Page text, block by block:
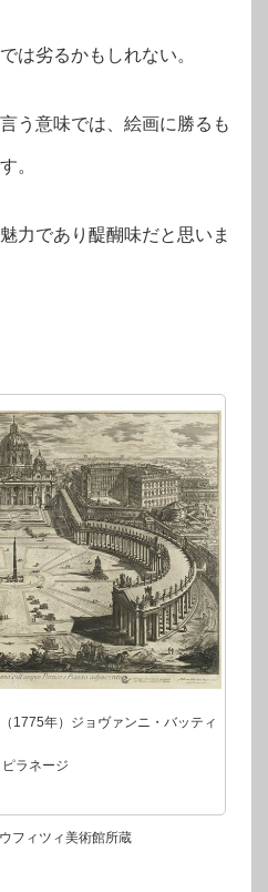
は劣るかもしれない。
う意味では、絵画に勝るも
。
力であり醍醐味だと思いま
1775年）ジョヴァンニ・バッティ
ラネージ
フィツィ美術館所蔵